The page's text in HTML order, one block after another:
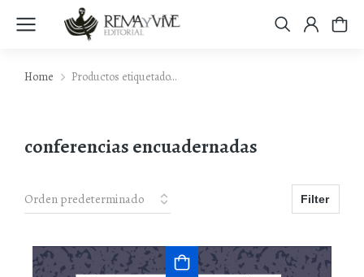
You are here:
Home Productos etiquetado…
conferencias encuadernadas
Filter